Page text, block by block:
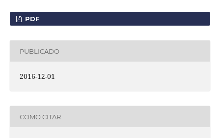
PDF
PUBLICADO
2016-12-01
COMO CITAR